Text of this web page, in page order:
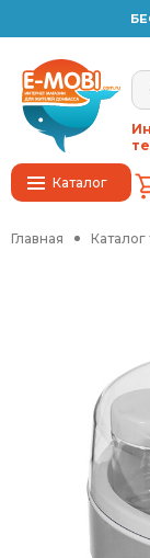
Каталог
Главная Каталог